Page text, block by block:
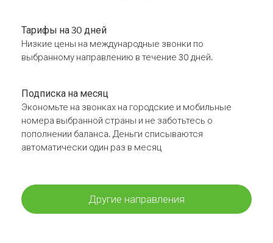
Тарифы на 30 дней
Низкие цены на международные звонки по
выбранному направлению в течение 30 дней.
Подписка на месяц
Экономьте на звонках на городские и мобильные
номера выбранной страны и не заботьтесь о
пополнении баланса. Деньги списываются
автоматически один раз в месяц
Другие направления